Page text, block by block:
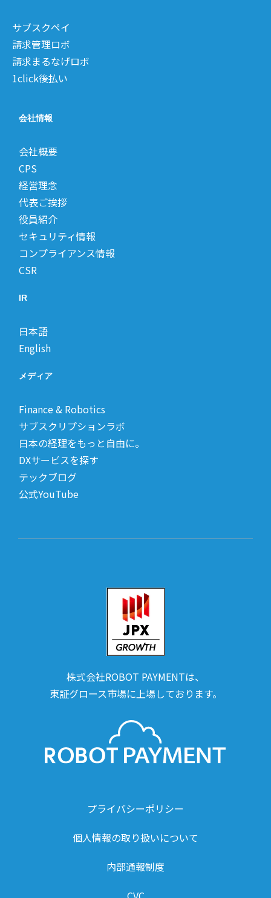
サブスクペイ
請求管理ロボ
請求まるなげロボ
1click後払い
会社情報
会社概要
CPS
経営理念
代表ご挨拶
役員紹介
セキュリティ情報
コンプライアンス情報
CSR
IR
日本語
English
メディア
Finance & Robotics
サブスクリプションラボ
日本の経理をもっと自由に。
DXサービスを探す
テックブログ
公式YouTube
株式会社ROBOT PAYMENTは、
東証グロース市場に上場しております。
プライバシーポリシー
個人情報の取り扱いについて
内部通報制度